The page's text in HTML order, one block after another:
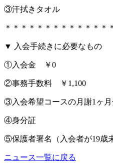
③汗拭きタオル
＊＊＊＊＊＊＊＊＊＊＊＊＊
▼ 入会手続きに必要なもの
①入会金 ￥0
②事務手数料 ￥1,100
③入会希望コースの月謝1ヶ月
④身分証
⑤保護者署名（入会者が19歳
ニュース一覧に戻る